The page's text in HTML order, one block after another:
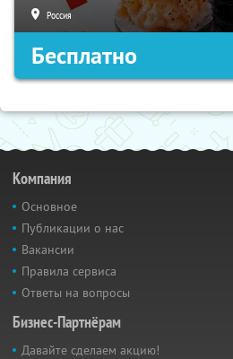
Россия
Бесплатно
Компания
Основное
Публикации о нас
Вакансии
Правила сервиса
Ответы на вопросы
Бизнес-Партнёрам
Давайте сделаем акцию!